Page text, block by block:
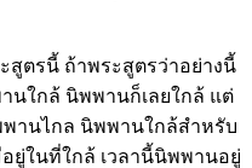
ตรนี้ ถ้าพระสูตรว่าอย่างนี้
นใกล้ นิพพานก็เลยใกล้ แต่
านไกล นิพพานใกล้สำหรับ
ยู่ในที่ใกล้ เวลานี้นิพพานอยู่